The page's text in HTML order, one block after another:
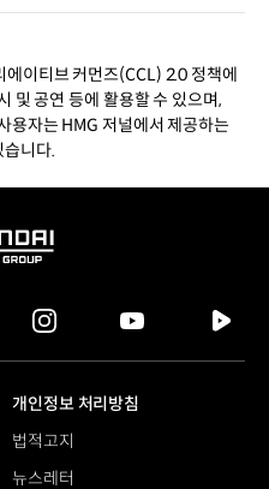
이티브 커먼즈(CCL) 2.0 정책에
및 공연 등에 활용할 수 있으며,
용자는 HMG 저널에서 제공하는
습니다.
instagram
tv
개인정보 처리방침
법적고지
뉴스레터